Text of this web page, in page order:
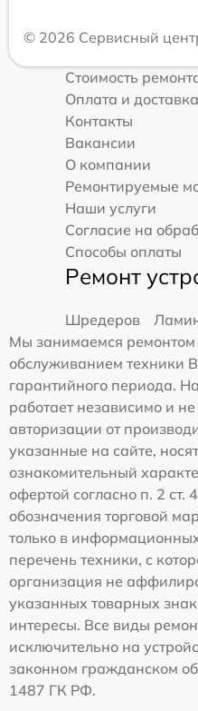
© 2026 Сервисный
Стоимость
Оплата и доставка
Контакты
Вакансии
О компании
Ремонтируемые
Наши услуги
Согласие на
Способы оплаты
Ремонт
Шредеров
Мы занимаемся ремонтом
обслуживанием техники
гарантийного периода.
работает независимо и
авторизации от
указанные на сайте,
ознакомительный
офертой согласно п. 2
обозначения торговой
только в
перечень техники, с
организация не
указанных товарных
интересы. Все виды
исключительно на
законном гражданском
1487 ГК РФ.